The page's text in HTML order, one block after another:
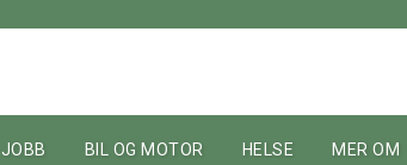
JOBB BIL OG MOTOR HELSE MER OM